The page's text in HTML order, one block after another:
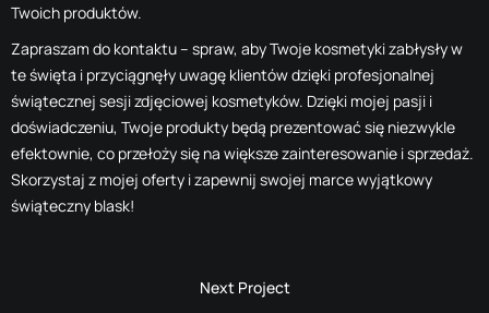
Twoich produktów.
Zapraszam do kontaktu – spraw, aby Twoje kosmetyki zabłysły w
te święta i przyciągnęły uwagę klientów dzięki profesjonalnej
świątecznej sesji zdjęciowej kosmetyków. Dzięki mojej pasji i
doświadczeniu, Twoje produkty będą prezentować się niezwykle
efektownie, co przełoży się na większe zainteresowanie i sprzedaż.
Skorzystaj z mojej oferty i zapewnij swojej marce wyjątkowy
świąteczny blask!